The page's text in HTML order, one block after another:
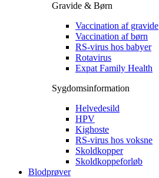
Gravide & Børn
Vaccination af gravide
Vaccination af børn
RS-virus hos babyer
Rotavirus
Expat Family Health
Sygdomsinformation
Helvedesild
HPV
Kighoste
RS-virus hos voksne
Skoldkopper
Skoldkoppeforløb
Blodprøver